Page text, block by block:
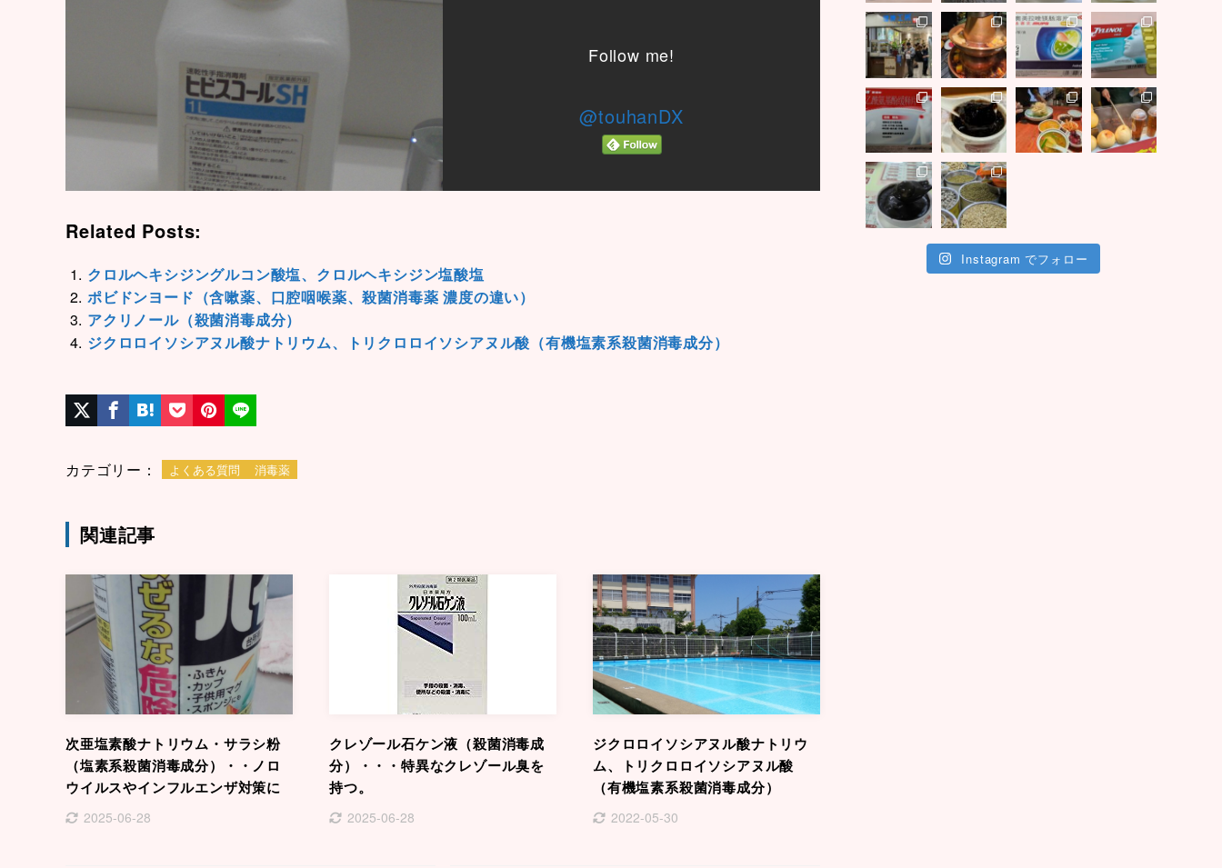
Follow me!
@touhanDX
Related Posts:
クロルヘキシジングルコン酸塩、クロルヘキシジン塩酸塩
ポビドンヨード（含嗽薬、口腔咽喉薬、殺菌消毒薬 濃度の違い）
アクリノール（殺菌消毒成分）
ジクロロイソシアヌル酸ナトリウム、トリクロロイソシアヌル酸（有機塩素系殺菌消毒成分）
カテゴリー： よくある質問 消毒薬
関連記事
次亜塩素酸ナトリウム・サラシ粉
（塩素系殺菌消毒成分）・・ノロ
ウイルスやインフルエンザ対策に
2025-06-28
クレゾール石ケン液（殺菌消毒成
分）・・・特異なクレゾール臭を
持つ。
2025-06-28
ジクロロイソシアヌル酸ナトリウ
ム、トリクロロイソシアヌル酸
（有機塩素系殺菌消毒成分）
2022-05-30
Instagram でフォロー